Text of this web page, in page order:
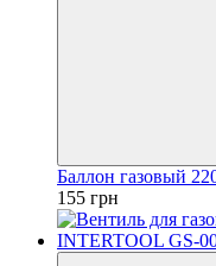
Баллон газовый
155 грн